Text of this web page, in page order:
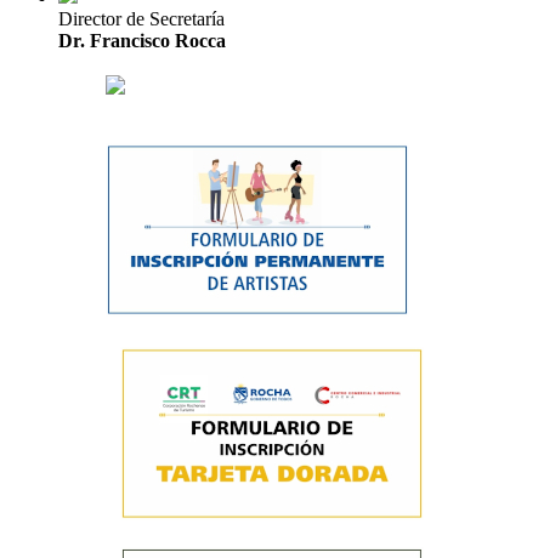
Director de Secretaría
Dr. Francisco Rocca